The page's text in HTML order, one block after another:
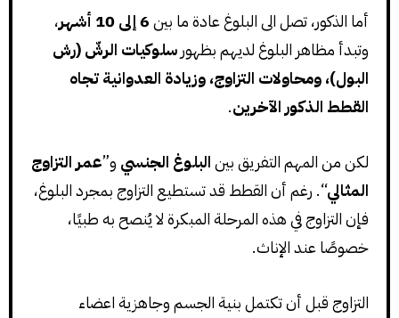
أما الذكور، تصل الى البلوغ عادة ما بين6 إلى 10 أشهر
،
وتبدأ مظاهر البلوغ لديهم بظهور سلوكيات الرشّ (رش
البول)، ومحاولات التزاوج، وزيادة العدوانية تجاه
القطط الذكور الآخرين.
لكن من المهم التفريق بينالبلوغ الجنسي و”عمر التزاوج
المثالي“. رغم أن القطط قد تستطيع التزاوج بمجرد البلوغ،
فإن التزاوج في هذه المرحلة المبكرة لا يُنصح به طبيًا،
خصوصًا عند الإناث.
التزاوج قبل أن تكتمل بنية الجسم وجاهزية اعضاء